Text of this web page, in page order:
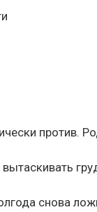
против.
снова